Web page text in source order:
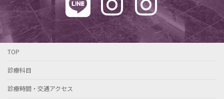
TOP
診療科目
診療時間・交通アクセス